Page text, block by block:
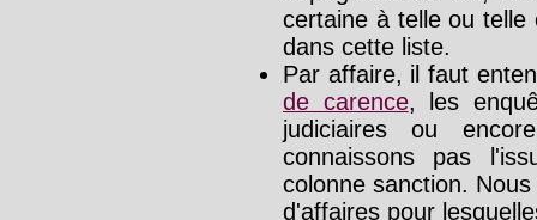
certaine à telle ou telle
dans cette liste.
Par affaire, il faut
de carence, les
judiciaires ou
connaissons pas
colonne sanction.
d'affaires pour